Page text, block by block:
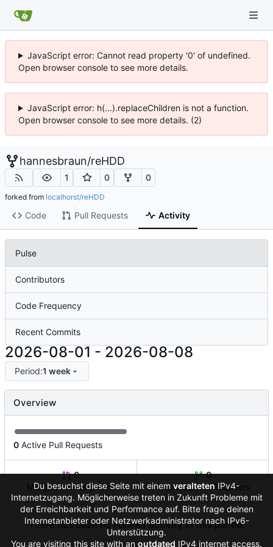
JavaScript error: Cannot read property '0' of undefined.
Open browser console to see more details.
JavaScript error: h(...).replaceChildren is not a function.
Open browser console to see more details. (2)
hannesbraun/reHDD
1 0 0
forked from localhorst/reHDD
Code Pull Requests Activity
Pulse
Contributors
Code Frequency
Recent Commits
2026-08-01 - 2026-08-08
Period:1 week
Overview
0 Active Pull Requests
0
Merged Pull Requests
0
Proposed Pull Requests
There has been no commit activity in this period.
Du besuchst diese Seite mit einem veralteten IPv4-
Internetzugang. Möglicherweise treten in Zukunft Probleme mit
der Erreichbarkeit und Performance auf. Bitte frage deinen
Internetanbieter oder Netzwerkadministrator nach IPv6-
Unterstützung.
You are visiting this site with an outdated IPv4 internet access.